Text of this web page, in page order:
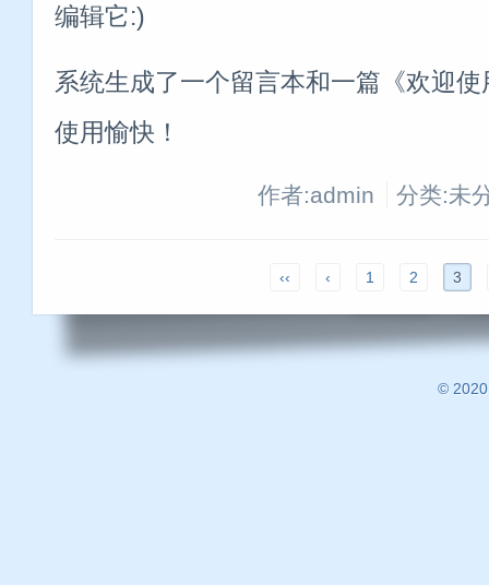
编辑它:)
系统生成了一个留言本和一篇《欢迎
使用愉快！
作者:admin 分类:未
‹‹ ‹ 1 2 3
©